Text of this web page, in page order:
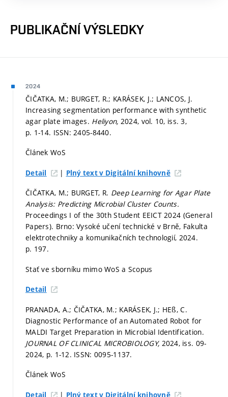
PUBLIKAČNÍ VÝSLEDKY
2024
ČIČATKA, M.; BURGET, R.; KARÁSEK, J.; LANCOS, J.
Increasing segmentation performance with synthetic
agar plate images. Heliyon, 2024, vol. 10, iss. 3,
p. 1-14. ISSN: 2405-8440.
Článek WoS
Detail | Plný text v Digitální knihovně
ČIČATKA, M.; BURGET, R. Deep Learning for Agar Plate
Analysis: Predicting Microbial Cluster Counts.
Proceedings I of the 30th Student EEICT 2024 (General
Papers). Brno: Vysoké učení technické v Brně, Fakulta
elektrotechniky a komunikačních technologií, 2024.
p. 197.
Stať ve sborníku mimo WoS a Scopus
Detail
PRANADA, A.; ČIČATKA, M.; KARÁSEK, J.; HEß, C.
Diagnostic Performance of an Automated Robot for
MALDI Target Preparation in Microbial Identification.
JOURNAL OF CLINICAL MICROBIOLOGY, 2024, iss. 09-
2024, p. 1-12. ISSN: 0095-1137.
Článek WoS
Detail | Plný text v Digitální knihovně